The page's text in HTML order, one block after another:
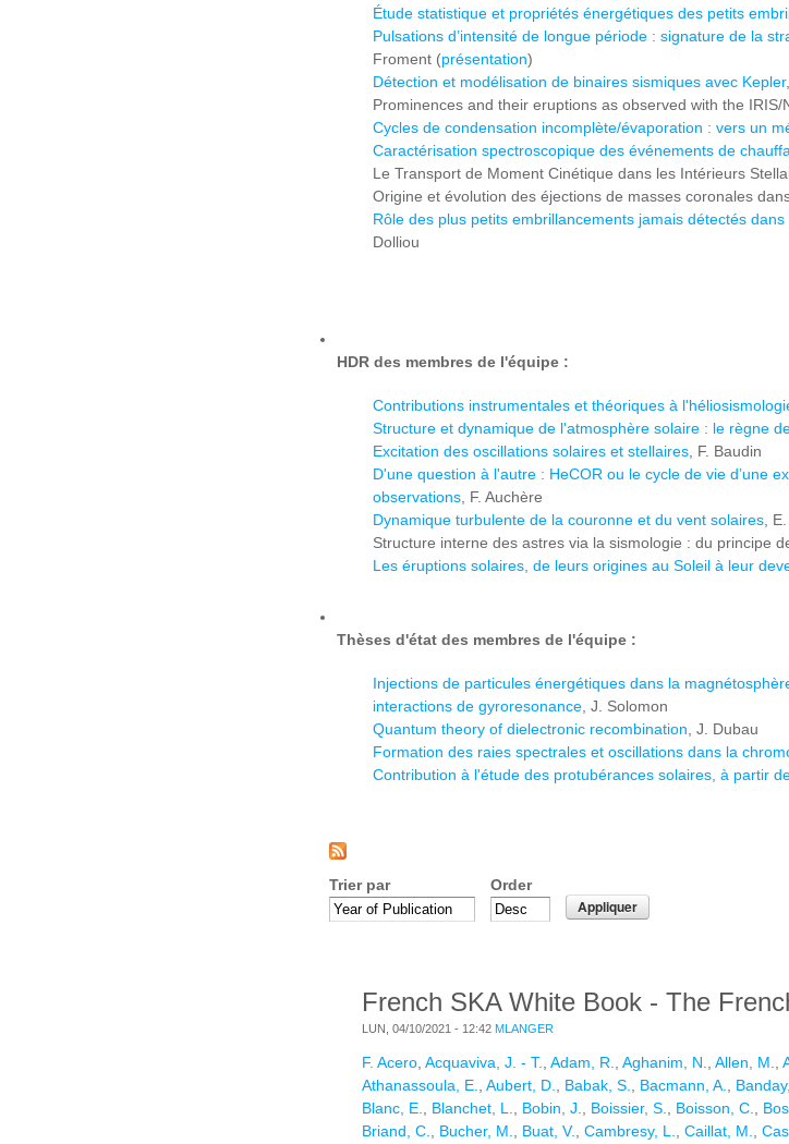
Étude statistique et propriétés énergétiques des petits
Pulsations d’intensité de longue période : signature de la
Froment (présentation)
Détection et modélisation de binaires sismiques avec Kepler
Prominences and their eruptions as observed with the IRIS/
Cycles de condensation incomplète/évaporation : vers un
Caractérisation spectroscopique des événements de
Le Transport de Moment Cinétique dans les Intérieurs
Origine et évolution des éjections de masses coronales
Rôle des plus petits embrillancements jamais détectés
Dolliou
HDR des membres de l'équipe :
Contributions instrumentales et théoriques à
Structure et dynamique de l'atmosphère solaire : le règne
Excitation des oscillations solaires et stellaires , F. Baudin
D'une question à l'autre : HeCOR ou le cycle de vie d’une
observations , F. Auchère
Dynamique turbulente de la couronne et du vent solaires ,
Structure interne des astres via la sismologie : du principe
Les éruptions solaires, de leurs origines au Soleil à leur
Thèses d'état des membres de l'équipe :
Injections de particules énergétiques dans la
interactions de gyroresonance , J. Solomon
Quantum theory of dielectronic recombination , J. Dubau
Formation des raies spectrales et oscillations dans la
Contribution à l'étude des protubérances solaires, à partir
Trier par Order
French SKA White Book - The
LUN, 04/10/2021 - 12:42 MLANGER
F. Acero, Acquaviva, J. - T., Adam, R., Aghanim, N., Allen, M.,
Athanassoula, E., Aubert, D., Babak, S., Bacmann, A.,
Blanc, E., Blanchet, L., Bobin, J., Boissier, S., Boisson, C.,
Briand, C., Bucher, M., Buat, V., Cambresy, L., Caillat, M.,